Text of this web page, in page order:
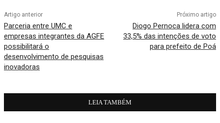
Artigo anterior
Parceria entre UMC e
empresas integrantes da AGFE
possibilitará o
desenvolvimento de pesquisas
inovadoras
Próximo artigo
Diogo Pernoca lidera com
33,5% das intenções de voto
para prefeito de Poá
LEIA TAMBÉM